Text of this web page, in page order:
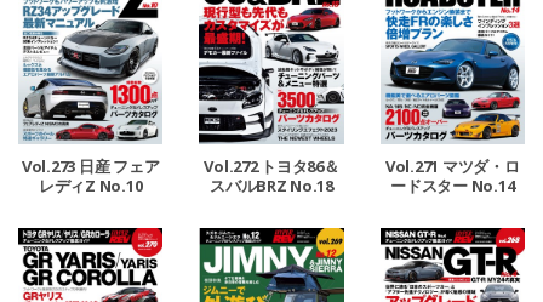
Vol.273 日産 フェア
レディZ No.10
Vol.272 トヨタ86＆
スバルBRZ No.18
Vol.271 マツダ・ロ
ードスター No.14